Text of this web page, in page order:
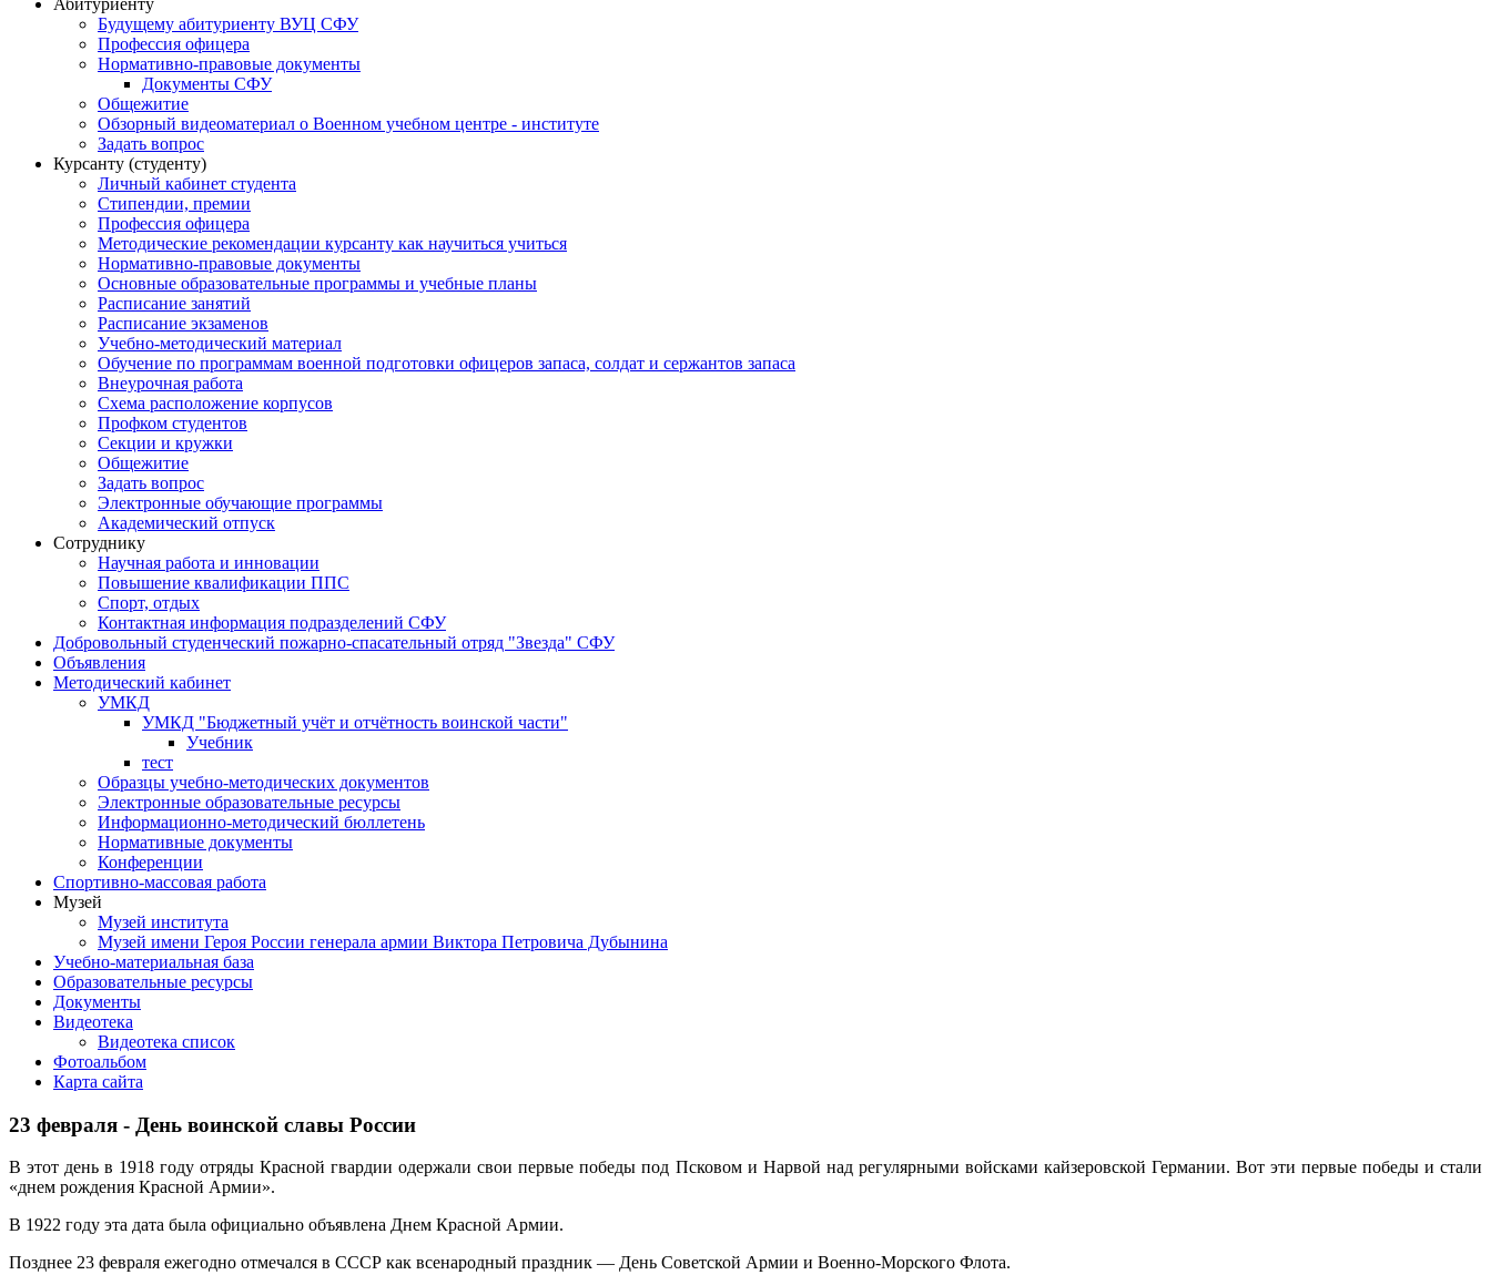
Абитуриенту
Будущему абитуриенту ВУЦ СФУ
Профессия офицера
Нормативно-правовые документы
Документы СФУ
Общежитие
Обзорный видеоматериал о Военном учебном центре - институте
Задать вопрос
Курсанту (студенту)
Личный кабинет студента
Стипендии, премии
Профессия офицера
Методические рекомендации курсанту как научиться учиться
Нормативно-правовые документы
Основные образовательные программы и учебные планы
Расписание занятий
Расписание экзаменов
Учебно-методический материал
Обучение по программам военной подготовки офицеров запаса, солдат и сержантов запаса
Внеурочная работа
Схема расположение корпусов
Профком студентов
Секции и кружки
Общежитие
Задать вопрос
Электронные обучающие программы
Академический отпуск
Сотруднику
Научная работа и инновации
Повышение квалификации ППС
Спорт, отдых
Контактная информация подразделений СФУ
Добровольный студенческий пожарно-спасательный отряд "Звезда" СФУ
Объявления
Методический кабинет
УМКД
УМКД "Бюджетный учёт и отчётность воинской части"
Учебник
тест
Образцы учебно-методических документов
Электронные образовательные ресурсы
Информационно-методический бюллетень
Нормативные документы
Конференции
Спортивно-массовая работа
Музей
Музей института
Музей имени Героя России генерала армии Виктора Петровича Дубынина
Учебно-материальная база
Образовательные ресурсы
Документы
Видеотека
Видеотека список
Фотоальбом
Карта сайта
23 февраля - День воинской славы России
В этот день в 1918 году отряды Красной гвардии одержали свои первые победы под Псковом и Нарвой над регулярными войсками кайзеровской Германии. Вот эти первые победы и стали
«днем рождения Красной Армии».
В 1922 году эта дата была официально объявлена Днем Красной Армии.
Позднее 23 февраля ежегодно отмечался в СССР как всенародный праздник — День Советской Армии и Военно-Морского Флота.